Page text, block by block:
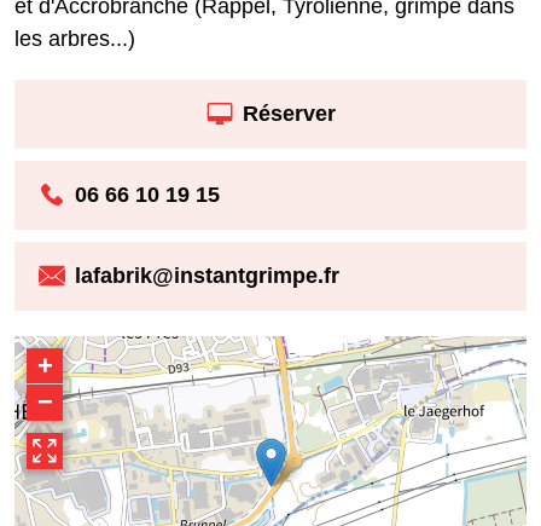
et d'Accrobranche (Rappel, Tyrolienne, grimpe dans
les arbres...)
Réserver
06 66 10 19 15
lafabrik@instantgrimpe.fr
+
−